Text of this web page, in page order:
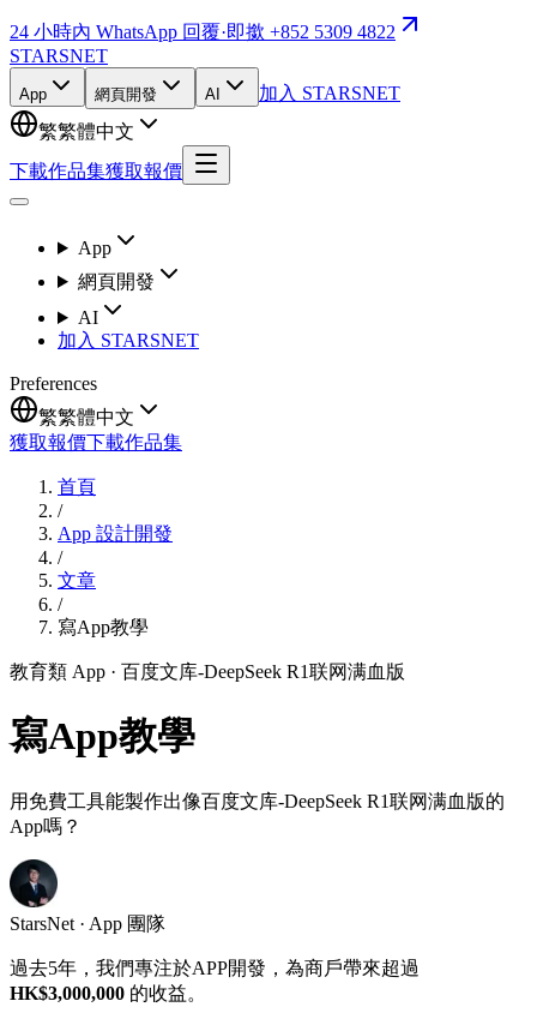
24 小時內 WhatsApp 回覆·即撳 +852 5309 4822
STARSNET
App 網頁開發 AI
加入 STARSNET
繁繁體中文
下載作品集獲取報價
App
網頁開發
AI
加入 STARSNET
Preferences
繁繁體中文
獲取報價下載作品集
首頁
/
App 設計開發
/
文章
/
寫App教學
教育類 App · 百度文库-DeepSeek R1联网满血版
寫App教學
用免費工具能製作出像百度文库-DeepSeek R1联网满血版的
App嗎？
StarsNet · App 團隊
過去5年，我們專注於APP開發，為商戶帶來超過
HK$3,000,000 的收益。